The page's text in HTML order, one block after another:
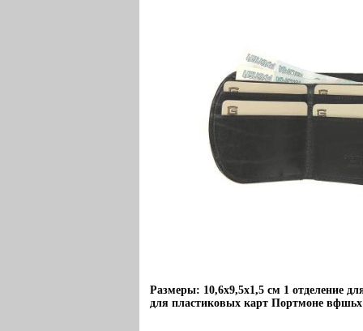
Размеры: 10,6х9,5х1,5 см 1 отделение
для пластиковых карт Портмоне